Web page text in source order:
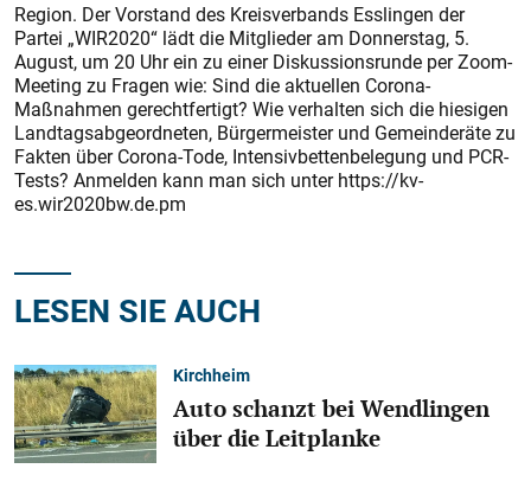
Region. Der Vorstand des Kreisverbands Esslingen der
Partei „WIR2020“ lädt die Mitglieder am Donnerstag, 5.
August, um 20 Uhr ein zu einer Diskussions­runde per Zoom-
Meeting zu Fragen wie: Sind die aktuellen Corona-
Maßnahmen gerechtfertigt? Wie verhalten sich die hiesigen
Landtagsabgeordneten, Bürgermeis­ter und Gemeinderäte zu
Fakten über Corona-Tode, Intensivbetten­belegung und PCR-
Tests? Anmelden kann man sich unter https://kv-
es.wir2020bw.de.pm
LESEN SIE AUCH
Kirchheim
Auto schanzt bei Wendlingen
über die Leitplanke